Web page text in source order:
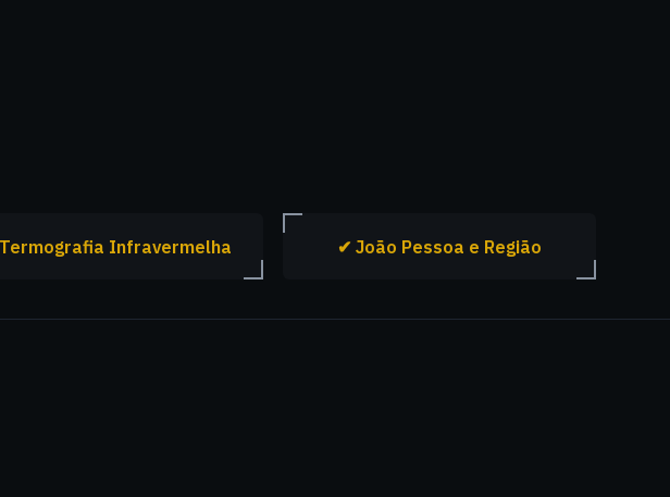
Infravermelha ✔ João Pessoa e Região